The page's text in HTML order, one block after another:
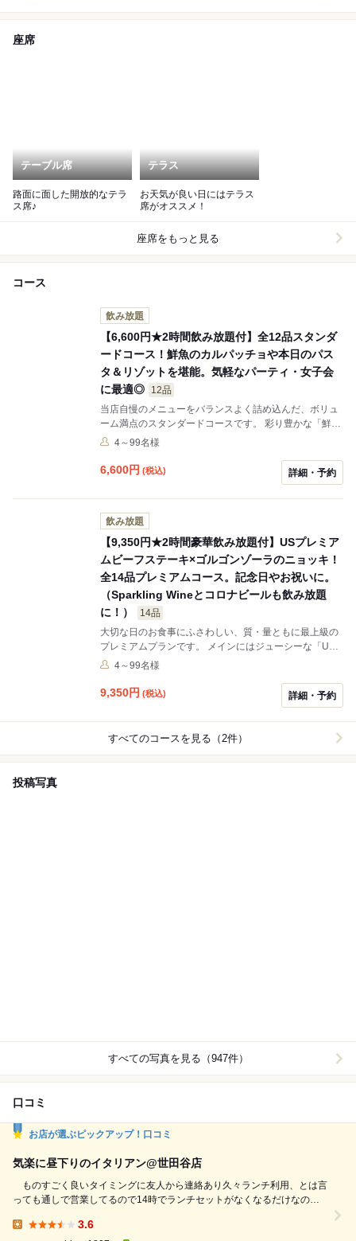
座席
テーブル席
路面に面した開放的なテラ
ス席♪
テラス
お天気が良い日にはテラス
席がオススメ！
座席をもっと見る
コース
飲み放題
【6,600円★2時間飲み放題付】全12品スタンダ
ードコース！鮮魚のカルパッチョや本日のパス
タ＆リゾットを堪能。気軽なパーティ・女子会
に最適◎
12品
当店自慢のメニューをバランスよく詰め込んだ、ボリュ
ーム満点のスタンダードコースです。 彩り豊かな「鮮魚
のカルパッチョ」や、お酒が進む「バッファローチキン
の両方が楽しめる贅沢なラインナップ！ 生ビールを含む
種類豊富な飲み放題が付いており、会社のご宴会やご友
しください。
4～99名様
6,600円 (税込) 詳細・予約
飲み放題
【9,350円★2時間豪華飲み放題付】USプレミア
ムビーフステーキ×ゴルゴンゾーラのニョッキ！
全14品プレミアムコース。記念日やお祝いに。
（Sparkling Wineとコロナビールも飲み放題
に！）
14品
大切な日のお食事にふさわしい、質・量ともに最上級の
プレミアムプランです。 メインにはジューシーな「US
プレミアムビーフステーキ」をご用意。濃厚な「ゴルゴ
合わせ」など、お酒に合う逸品が並びます。 飲み放題に
は乾杯に嬉しいスパークリングワイン（CAVA）やコロ
のディナータイムをお楽しみください。
4～99名様
9,350円 (税込) 詳細・予約
すべてのコースを見る（2件）
投稿写真
すべての写真を見る（947件）
口コミ
お店が選ぶピックアップ！口コミ
気楽に昼下りのイタリアン@世田谷店
ものすごく良いタイミングに友人から連絡あり久々ランチ利用、とは言
っても通しで営業してるので14時でランチセットがなくなるだけなので
が、丁度駐禁を見廻る係員さんにお聞きしたら[パーキングチケットを購
3.6